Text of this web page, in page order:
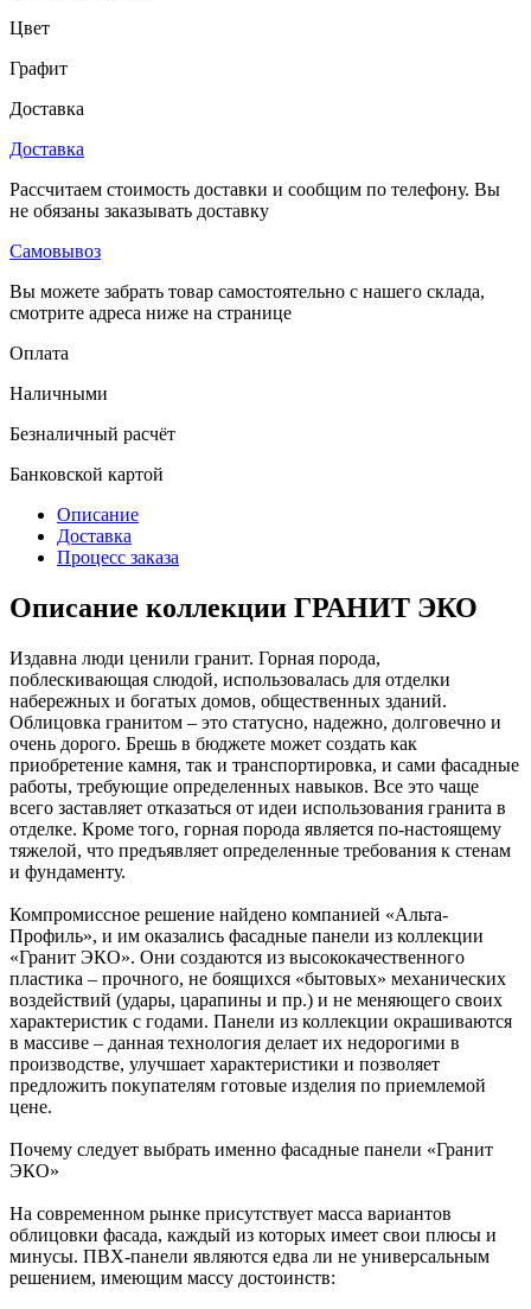
Цвет
Графит
Доставка
Доставка
Рассчитаем стоимость доставки и сообщим по телефону. Вы
не обязаны заказывать доставку
Самовывоз
Вы можете забрать товар самостоятельно с нашего склада,
смотрите адреса ниже на странице
Оплата
Наличными
Безналичный расчёт
Банковской картой
Описание
Доставка
Процесс заказа
Описание коллекции ГРАНИТ ЭКО
Издавна люди ценили гранит. Горная порода,
поблескивающая слюдой, использовалась для отделки
набережных и богатых домов, общественных зданий.
Облицовка гранитом – это статусно, надежно, долговечно и
очень дорого. Брешь в бюджете может создать как
приобретение камня, так и транспортировка, и сами фасадные
работы, требующие определенных навыков. Все это чаще
всего заставляет отказаться от идеи использования гранита в
отделке. Кроме того, горная порода является по-настоящему
тяжелой, что предъявляет определенные требования к стенам
и фундаменту.
Компромиссное решение найдено компанией «Альта-
Профиль», и им оказались фасадные панели из коллекции
«Гранит ЭКО». Они создаются из высококачественного
пластика – прочного, не боящихся «бытовых» механических
воздействий (удары, царапины и пр.) и не меняющего своих
характеристик с годами. Панели из коллекции окрашиваются
в массиве – данная технология делает их недорогими в
производстве, улучшает характеристики и позволяет
предложить покупателям готовые изделия по приемлемой
цене.
Почему следует выбрать именно фасадные панели «Гранит
ЭКО»
На современном рынке присутствует масса вариантов
облицовки фасада, каждый из которых имеет свои плюсы и
минусы. ПВХ-панели являются едва ли не универсальным
решением, имеющим массу достоинств: